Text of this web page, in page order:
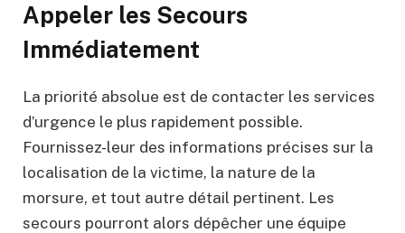
Appeler les Secours
Immédiatement
La priorité absolue est de contacter les services
d’urgence le plus rapidement possible.
Fournissez-leur des informations précises sur la
localisation de la victime, la nature de la
morsure, et tout autre détail pertinent. Les
secours pourront alors dépêcher une équipe